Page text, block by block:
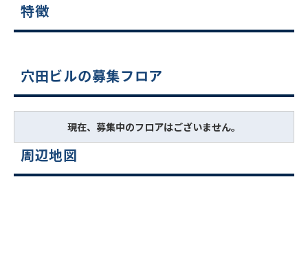
特徴
穴田ビルの募集フロア
現在、募集中のフロアはございません。
周辺地図